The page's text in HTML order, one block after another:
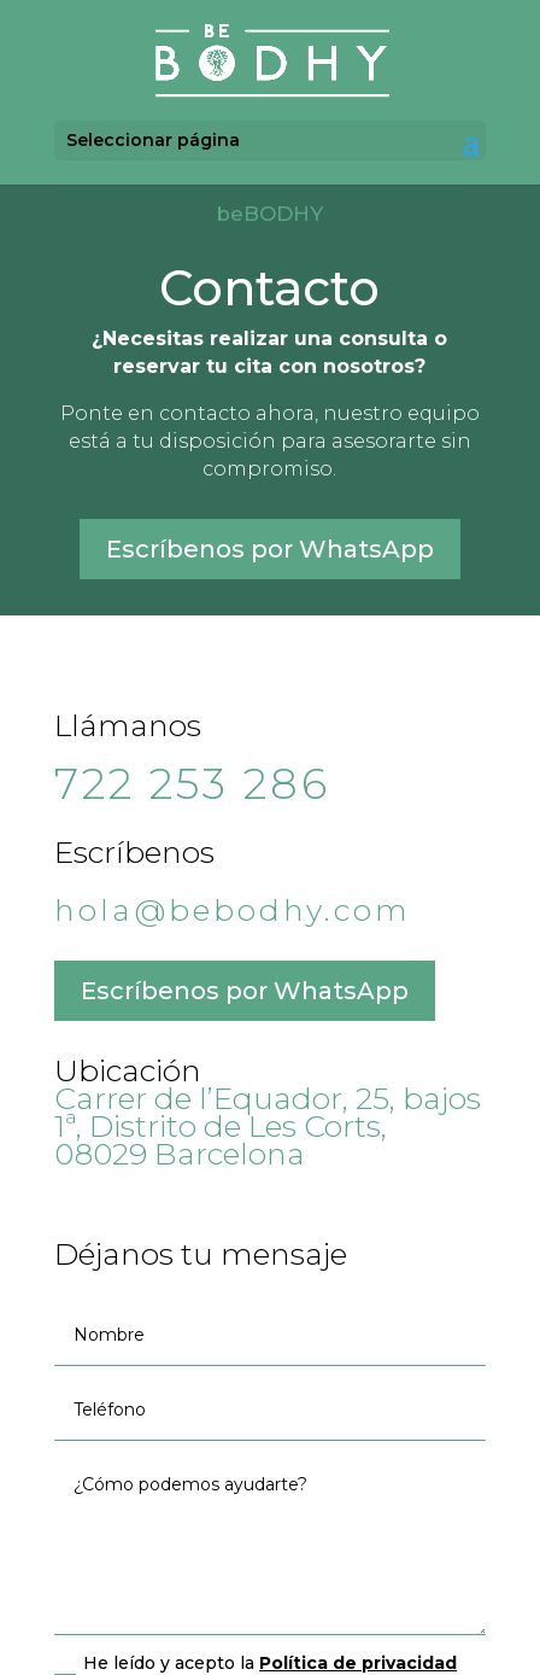
Seleccionar página
beBODHY
Contacto
¿Necesitas realizar una consulta o
reservar tu cita con nosotros?
Ponte en contacto ahora, nuestro equipo
está a tu disposición para asesorarte sin
compromiso.
Escríbenos por WhatsApp
Llámanos
722 253 286
Escríbenos
hola@bebodhy.com
Escríbenos por WhatsApp
Ubicación
Carrer de l’Equador, 25, bajos
1ª, Distrito de Les Corts,
08029 Barcelona
Déjanos tu mensaje
He leído y acepto la Política de privacidad